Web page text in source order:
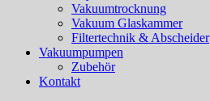
Vakuumtrocknung
Vakuum Glaskammer
Filtertechnik & Abscheider
Vakuumpumpen
Zubehör
Kontakt